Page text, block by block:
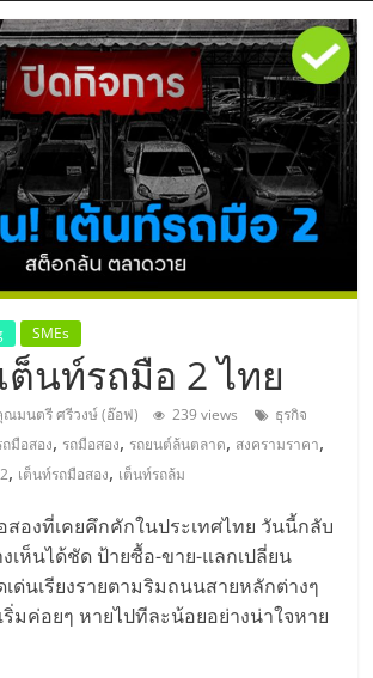
ไทย,
SMEs
ต็นท์รถมือ 2 ไทย
ณมนตรี ศรีวงษ์ (อ๊อฟ) 239 views
ธุรกิจ
มือสอง, รถมือสอง, รถยนต์ล้นตลาด, สงครามราคา,
, เต็นท์รถมือสอง, เต็นท์รถล้ม
สองที่เคยคึกคักในประเทศไทย วันนี้กลับ
งเห็นได้ชัด ป้ายซื้อ-ขาย-แลกเปลี่ยน
ด่นเรียงรายตามริมถนนสายหลักต่างๆ
ริ่มค่อยๆ หายไปทีละน้อยอย่างน่าใจหาย